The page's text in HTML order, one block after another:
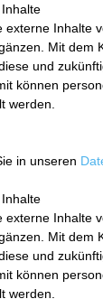
externe Inhalte
Mit dem
und
können
werden.
in unseren
externe Inhalte
Mit dem
und
können
werden.